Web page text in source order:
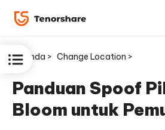
Beranda > Change Location >
Panduan Spoof
Bloom untuk